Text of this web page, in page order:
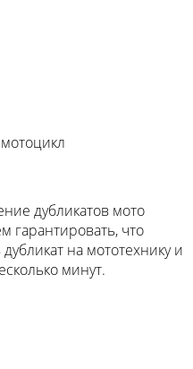
дубликатов мото
гарантировать, что
на мототехнику и
минут.